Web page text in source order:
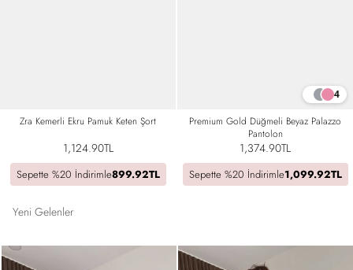
Zra Kemerli Ekru Pamuk Keten Şort
1,124.90TL
Sepette %20 İndirimle899.92TL
4
Premium Gold Düğmeli Beyaz Palazzo
Pantolon
1,374.90TL
Sepette %20 İndirimle1,099.92TL
Yeni Gelenler